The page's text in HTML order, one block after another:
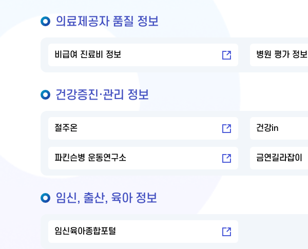
의료제공자 품질 정보
비급여 진료비 정보 병원 평가 정보
건강증진·관리 정보
절주온 건강in
파킨슨병 운동연구소 금연길라잡이
임신, 출산, 육아 정보
임신육아종합포털